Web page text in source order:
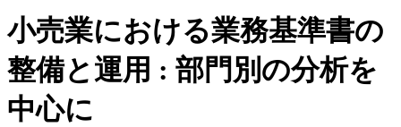
小売業における業務基準書の
整備と運用 : 部門別の分析を
中心に